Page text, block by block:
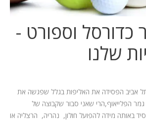
כדורסל וספורט -
שלנו
אביב הפסידה את האליפות בגלל שפגשה את
הפלייאוף,הרי שאני סבור שקבוצה של
באותה מידה להפועל חולון, נהריה, הרצליה או